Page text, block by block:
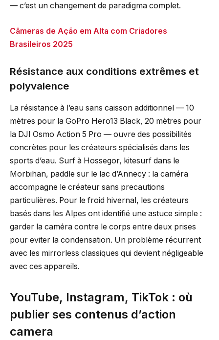
— c’est un changement de paradigma complet.
Câmeras de Ação em Alta com Criadores
Brasileiros 2025
Résistance aux conditions extrêmes et
polyvalence
La résistance à l’eau sans caisson additionnel — 10
mètres pour la GoPro Hero13 Black, 20 mètres pour
la DJI Osmo Action 5 Pro — ouvre des possibilités
concrètes pour les créateurs spécialisés dans les
sports d’eau. Surf à Hossegor, kitesurf dans le
Morbihan, paddle sur le lac d’Annecy : la caméra
accompagne le créateur sans precautions
particulières. Pour le froid hivernal, les créateurs
basés dans les Alpes ont identifié une astuce simple :
garder la caméra contre le corps entre deux prises
pour eviter la condensation. Un problème récurrent
avec les mirrorless classiques qui devient négligeable
avec ces appareils.
YouTube, Instagram, TikTok : où
publier ses contenus d’action
camera